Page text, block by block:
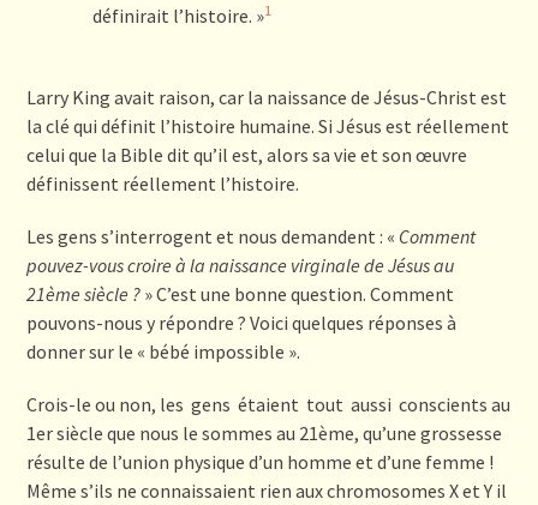
définirait l’histoire. »1
Larry King avait raison, car la naissance de Jésus-Christ est
la clé qui définit l’histoire humaine. Si Jésus est réellement
celui que la Bible dit qu’il est, alors sa vie et son œuvre
définissent réellement l’histoire.
Les gens s’interrogent et nous demandent : « Comment
pouvez-vous croire à la naissance virginale de Jésus au
21ème siècle ? » C’est une bonne question. Comment
pouvons-nous y répondre ? Voici quelques réponses à
donner sur le « bébé impossible ».
Crois-le ou non, les gens étaient tout aussi conscients au
1er siècle que nous le sommes au 21ème, qu’une grossesse
résulte de l’union physique d’un homme et d’une femme !
Même s’ils ne connaissaient rien aux chromosomes X et Y il